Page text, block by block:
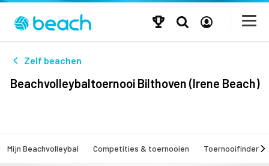
Zelf beachen
Beachvolleybaltoernooi Bilthoven (Irene Beach)
Mijn Beachvolleybal Competities & toernooien Toernooifinder